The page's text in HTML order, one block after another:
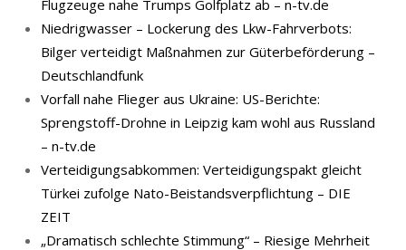
Flugzeuge nahe Trumps Golfplatz ab – n-tv.de
Niedrigwasser – Lockerung des Lkw-Fahrverbots:
Bilger verteidigt Maßnahmen zur Güterbeförderung –
Deutschlandfunk
Vorfall nahe Flieger aus Ukraine: US-Berichte:
Sprengstoff-Drohne in Leipzig kam wohl aus Russland
– n-tv.de
Verteidigungsabkommen: Verteidigungspakt gleicht
Türkei zufolge Nato-Beistandsverpflichtung – DIE
ZEIT
„Dramatisch schlechte Stimmung“ – Riesige Mehrheit